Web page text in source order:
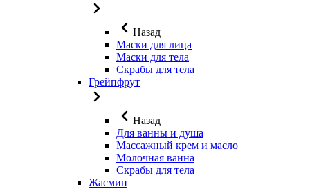
Назад
Маски для лица
Маски для тела
Скрабы для тела
Грейпфрут
Назад
Для ванны и душа
Массажный крем и масло
Молочная ванна
Скрабы для тела
Жасмин